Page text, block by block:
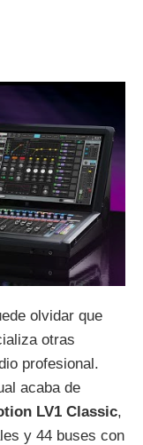
olvidar que
otras
profesional.
acaba de
LV1 Classic,
y 44 buses con